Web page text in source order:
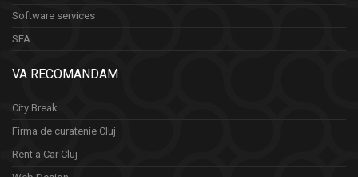
Software services
SFA
VA RECOMANDAM
City Break
Firma de curatenie Cluj
Rent a Car Cluj